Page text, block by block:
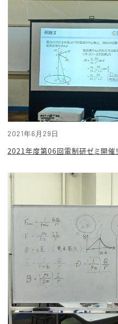
2021年6月29日
2021年度第06回電制研ゼミ開催！